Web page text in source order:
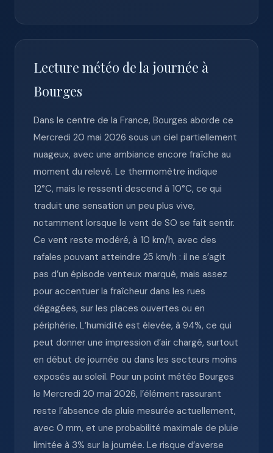
Lecture météo de la journée à
Bourges
Dans le centre de la France, Bourges aborde ce
Mercredi 20 mai 2026 sous un ciel partiellement
nuageux, avec une ambiance encore fraîche au
moment du relevé. Le thermomètre indique
12°C, mais le ressenti descend à 10°C, ce qui
traduit une sensation un peu plus vive,
notamment lorsque le vent de SO se fait sentir.
Ce vent reste modéré, à 10 km/h, avec des
rafales pouvant atteindre 25 km/h : il ne s’agit
pas d’un épisode venteux marqué, mais assez
pour accentuer la fraîcheur dans les rues
dégagées, sur les places ouvertes ou en
périphérie. L’humidité est élevée, à 94%, ce qui
peut donner une impression d’air chargé, surtout
en début de journée ou dans les secteurs moins
exposés au soleil. Pour un point météo Bourges
le Mercredi 20 mai 2026, l’élément rassurant
reste l’absence de pluie mesurée actuellement,
avec 0 mm, et une probabilité maximale de pluie
limitée à 3% sur la journée. Le risque d’averse